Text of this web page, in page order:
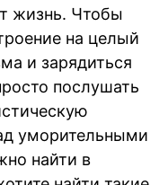
жизнь. Чтобы
на целый
и зарядиться
послушать
уморительными
найти в